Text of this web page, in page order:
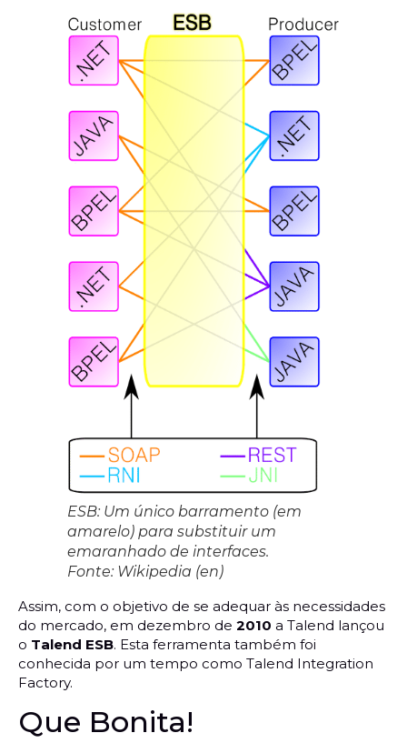
ESB: Um único barramento (em
amarelo) para substituir um
emaranhado de interfaces.
Fonte: Wikipedia (en)
Assim, com o objetivo de se adequar às necessidades
do mercado, em dezembro de 2010 a Talend lançou
o Talend ESB. Esta ferramenta também foi
conhecida por um tempo como Talend Integration
Factory.
Que Bonita!